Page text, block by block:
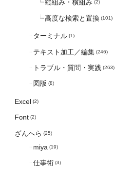
縦組み・横組み (2)
高度な検索と置換 (101)
ターミナル (1)
テキスト加工／編集 (246)
トラブル・質問・実践 (263)
図版 (8)
Excel (2)
Font (2)
ざんへら (25)
miya (19)
仕事術 (3)